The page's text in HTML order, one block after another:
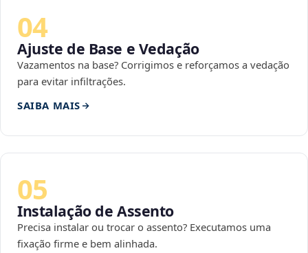
04
Ajuste de Base e Vedação
Vazamentos na base? Corrigimos e reforçamos a vedação
para evitar infiltrações.
SAIBA MAIS
05
Instalação de Assento
Precisa instalar ou trocar o assento? Executamos uma
fixação firme e bem alinhada.